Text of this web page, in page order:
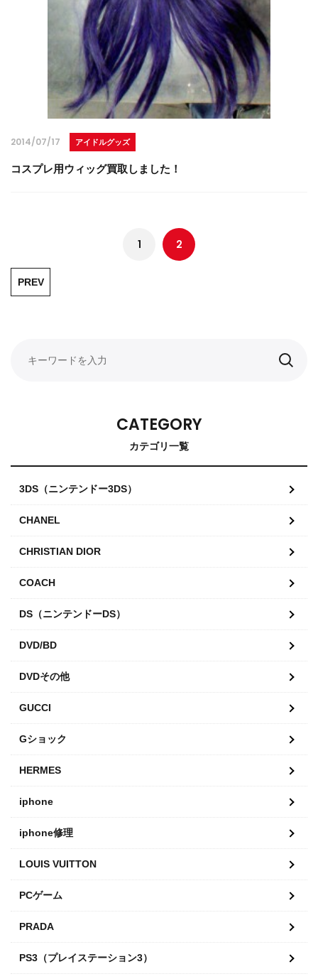
2014/07/17 アイドルグッズ
コスプレ用ウィッグ買取しました！
PREV
1 2
CATEGORY
カテゴリ一覧
3DS（ニンテンドー3DS）
CHANEL
CHRISTIAN DIOR
COACH
DS（ニンテンドーDS）
DVD/BD
DVDその他
GUCCI
Gショック
HERMES
iphone
iphone修理
LOUIS VUITTON
PCゲーム
PRADA
PS3（プレイステーション3）